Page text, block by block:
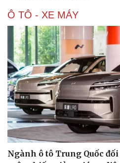
Tư vấn
Săn Tour
check-in
Ô TÔ - XE MÁY
Ngành ô tô Trung Quốc